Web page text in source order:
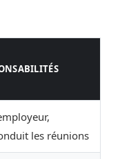
les réunions